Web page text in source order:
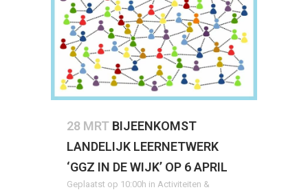
28 MRT BIJEENKOMST
LANDELIJK LEERNETWERK
‘GGZ IN DE WIJK’ OP 6 APRIL
Geplaatst op 10:00h in Activiteiten &